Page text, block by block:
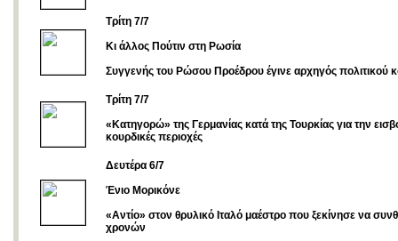
Τρίτη 7/7
Κι άλλος Πούτιν στη Ρωσία
Συγγενής του Ρώσου Προέδρου έγινε αρχηγός πολιτικού
Τρίτη 7/7
«Κατηγορώ» της Γερμανίας κατά της Τουρκίας για την
κουρδικές περιοχές
Δευτέρα 6/7
Ένιο Μορικόνε
«Αντίο» στον θρυλικό Ιταλό μαέστρο που ξεκίνησε να
χρονών